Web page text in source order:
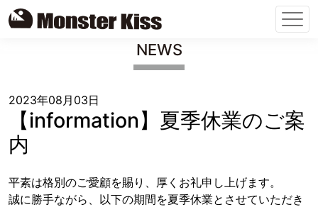
NEWS
2023年08月03日
【information】夏季休業のご案
内
平素は格別のご愛顧を賜り、厚くお礼申し上げます。
誠に勝手ながら、以下の期間を夏季休業とさせていただき